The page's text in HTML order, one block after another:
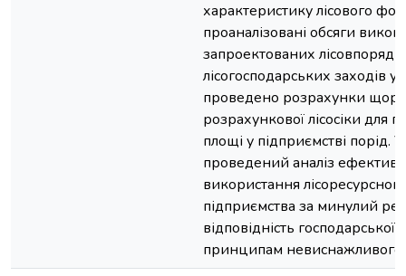
характеристику лісового
проаналізовані обсяги
запроектованих
лісогосподарських заходів у
проведено розрахунки
розрахункової лісосіки для
площі у підприємстві порід. У
проведений аналіз
використання
підприємства за минулий
відповідність господарської
принципам невиснажливого